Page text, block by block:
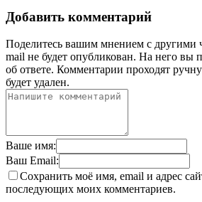
Добавить комментарий
Поделитесь вашим мнением с другими
mail не будет опубликован. На него вы
об ответе. Комментарии проходят
будет удален.
Ваше имя:
Ваш Email:
Сохранить моё имя, email и адрес
последующих моих комментариев.